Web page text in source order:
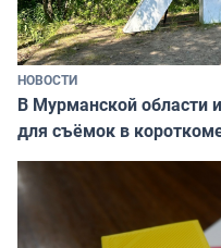
НОВОСТИ
В Мурманской области
для съёмок в